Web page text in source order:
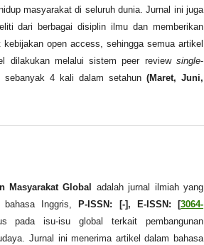
masyarakat di seluruh dunia. Jurnal ini juga
dari berbagai disiplin ilmu dan memberikan
kebijakan open access, sehingga semua artikel
dilakukan melalui sistem peer review single-
4 kali dalam setahun (Maret, Juni,
Masyarakat Global
adalah jurnal ilmiah yang
bahasa Inggris,
P-ISSN: [-], E-ISSN: [3064-
pada isu-isu global terkait pembangunan
Jurnal ini menerima artikel dalam bahasa